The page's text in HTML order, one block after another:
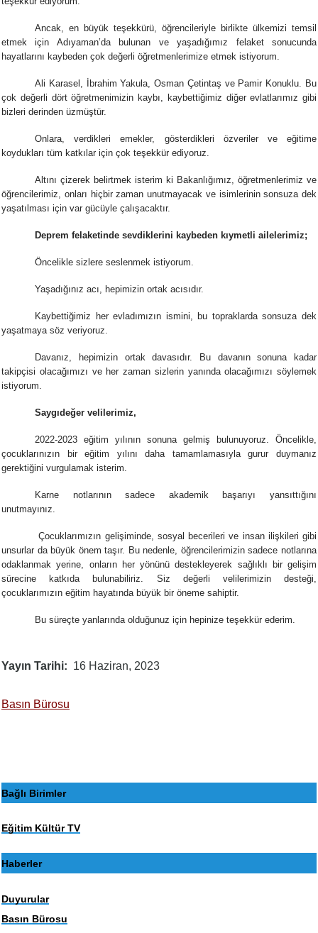
Ancak, en büyük teşekkürü, öğrencileriyle birlikte ülkemizi temsil
etmek için Adıyaman’da bulunan ve yaşadığımız felaket sonucunda
hayatlarını kaybeden çok değerli öğretmenlerimize etmek istiyorum.
Ali Karasel, İbrahim Yakula, Osman Çetintaş ve Pamir Konuklu. Bu
çok değerli dört öğretmenimizin kaybı, kaybettiğimiz diğer evlatlarımız gibi
bizleri derinden üzmüştür.
Onlara, verdikleri emekler, gösterdikleri özveriler ve eğitime
koydukları tüm katkılar için çok teşekkür ediyoruz.
Altını çizerek belirtmek isterim ki Bakanlığımız, öğretmenlerimiz ve
öğrencilerimiz, onları hiçbir zaman unutmayacak ve isimlerinin sonsuza dek
yaşatılması için var gücüyle çalışacaktır.
Deprem felaketinde sevdiklerini kaybeden kıymetli ailelerimiz;
Öncelikle sizlere seslenmek istiyorum.
Yaşadığınız acı, hepimizin ortak acısıdır.
Kaybettiğimiz her evladımızın ismini, bu topraklarda sonsuza dek
yaşatmaya söz veriyoruz.
Davanız, hepimizin ortak davasıdır. Bu davanın sonuna kadar
takipçisi olacağımızı ve her zaman sizlerin yanında olacağımızı söylemek
istiyorum.
Saygıdeğer velilerimiz,
2022-2023 eğitim yılının sonuna gelmiş bulunuyoruz. Öncelikle,
çocuklarınızın bir eğitim yılını daha tamamlamasıyla gurur duymanız
gerektiğini vurgulamak isterim.
Karne notlarının sadece akademik başarıyı yansıttığını
unutmayınız.
Çocuklarımızın gelişiminde, sosyal becerileri ve insan ilişkileri gibi
unsurlar da büyük önem taşır. Bu nedenle, öğrencilerimizin sadece notlarına
odaklanmak yerine, onların her yönünü destekleyerek sağlıklı bir gelişim
sürecine katkıda bulunabiliriz. Siz değerli velilerimizin desteği,
çocuklarımızın eğitim hayatında büyük bir öneme sahiptir.
Bu süreçte yanlarında olduğunuz için hepinize teşekkür ederim.
Yayın Tarihi 16 Haziran, 2023
Basın Bürosu
Bağlı Birimler
Eğitim Kültür TV
Haberler
Duyurular
Basın Bürosu